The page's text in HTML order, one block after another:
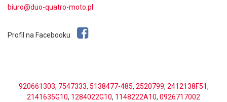
biuro@duo-quatro-moto.pl
Profil na Facebooku
920661303, 7547333, 5138477-485, 2520799, 2412138F51,
2141635G10, 1284022G10, 1148222A10, 0926717002